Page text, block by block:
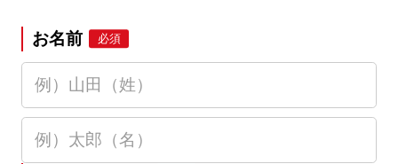
お名前 必須